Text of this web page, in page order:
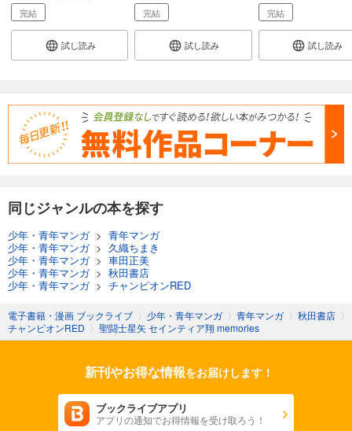
完結
試し読み
完結
試し読み
完結
試し読み
同じジャンルの本を探す
少年・青年マンガ> 青年マンガ
少年・青年マンガ> 久織ちまき
少年・青年マンガ> 車田正美
少年・青年マンガ> 秋田書店
少年・青年マンガ> チャンピオンRED
電子書籍・漫画 ブックライブ 〉 少年・青年マンガ 〉 青年マンガ 〉 秋田書店 〉
チャンピオンRED 〉 聖闘士星矢 セインティア翔 memories
新刊やお得な情報をお届けします！
ブックライブアプリ
アプリの通知でお得情報を受け取ろう！